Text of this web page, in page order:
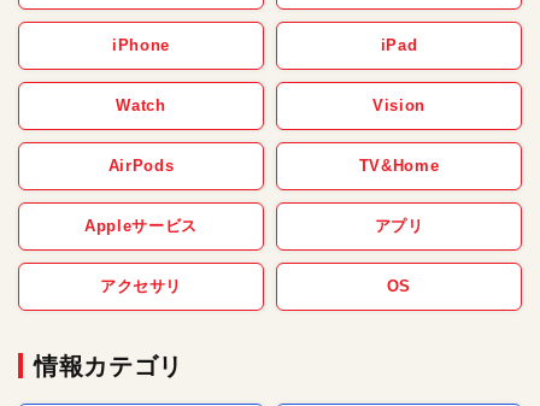
iPhone iPad
Watch Vision
AirPods TV&Home
Appleサービス アプリ
アクセサリ OS
情報カテゴリ